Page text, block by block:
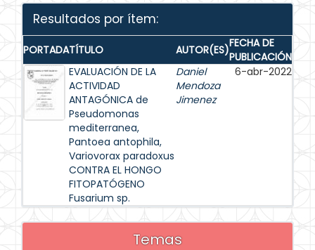
Resultados por ítem:
PORTADATÍTULO AUTOR(ES)FECHA DE
PUBLICACIÓN
EVALUACIÓN DE LA
ACTIVIDAD
ANTAGÓNICA de
Pseudomonas
mediterranea,
Pantoea antophila,
Variovorax paradoxus
CONTRA EL HONGO
FITOPATÓGENO
Fusarium sp.
Daniel
Mendoza
Jimenez
6-abr-2022
Temas